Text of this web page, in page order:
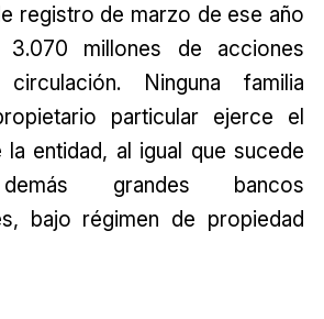
registro de marzo de ese año
millones de acciones
Ninguna familia
particular ejerce el
entidad, al igual que sucede
grandes bancos
bajo régimen de propiedad